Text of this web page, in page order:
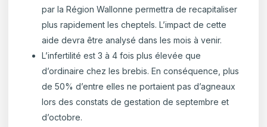
par la Région Wallonne permettra de recapitaliser
plus rapidement les cheptels. L’impact de cette
aide devra être analysé dans les mois à venir.
L’infertilité est 3 à 4 fois plus élevée que
d’ordinaire chez les brebis. En conséquence, plus
de 50% d’entre elles ne portaient pas d’agneaux
lors des constats de gestation de septembre et
d’octobre.